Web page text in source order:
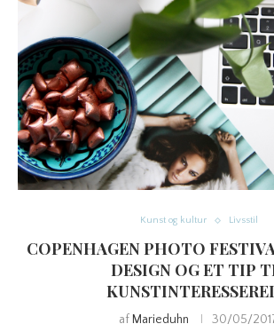
Kunst og kultur Livsstil
COPENHAGEN PHOTO
DESIGN OG ET TIP
af Marieduhn 30/05/